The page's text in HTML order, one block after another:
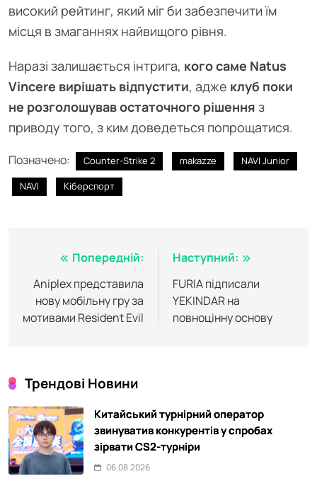
високий рейтинг, який міг би забезпечити їм
місця в змаганнях найвищого рівня.
Наразі залишається інтрига, кого саме Natus
Vincere вирішать відпустити, адже клуб поки
не розголошував остаточного рішення з
приводу того, з ким доведеться попрощатися.
Позначено: Counter-Strike 2 makazze
NAVI Junior
NAVI
Кіберспорт
Навігація
записів
Попередній:
Aniplex представила
нову мобільну гру за
мотивами Resident Evil
Наступний:
FURIA підписали
YEKINDAR на
повноцінну основу
Трендові Новини
Китайський турнірний оператор
звинуватив конкурентів у спробах
зірвати CS2-турніри
06.08.2026